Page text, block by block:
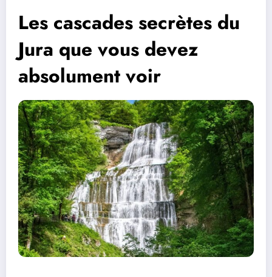
Les cascades secrètes du
Jura que vous devez
absolument voir